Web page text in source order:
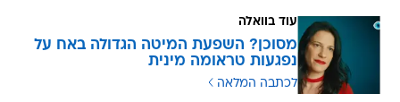
עוד בוואלה
מסוכן? השפעת המיטה הגדולה באח על
נפגעות טראומה מינית
לכתבה המלאה